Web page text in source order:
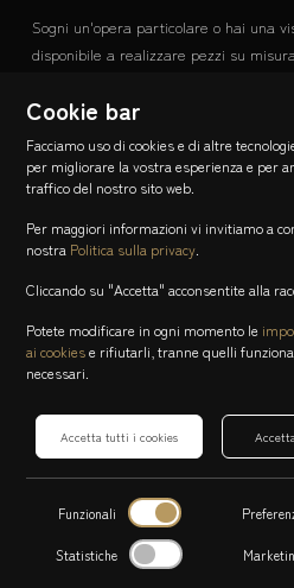
via Carlo Frasca 3
6900 Lugano - Canton Ticino, Svizzera
Scrivimi
Sogni un'opera particolare o hai una
disponibile a realizzare pezzi su
e idea. Collaborare insieme a te per
viaggio artistico che mi entusiasma e
ogni passo.
Contattami
Resta Connesso
Non perderti le novità, le offerte
creazione. Iscriviti alla mia
per essere sempre aggiornato e far
artistica.
Iscriviti adesso
Cookie bar
Facciamo uso di cookies e di altre
per migliorare la vostra esperienza e per
traffico del nostro sito web.
Per maggiori informazioni vi invitiamo a
nostra Politica sulla privacy
Cliccando su "Accetta" acconsentite alla
Potete modificare in ogni momento le
ai cookiese rifiutarli, tranne quelli
necessari.
Accetta tutti i cookies
Funzionali
Statistiche